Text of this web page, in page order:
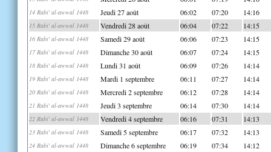
14 Rabi' al-awwal 1448 Jeudi 27 août 06:02 07:20 14:16
15 Rabi' al-awwal 1448 Vendredi 28 août 06:04 07:22 14:15
16 Rabi' al-awwal 1448 Samedi 29 août 06:06 07:23 14:15
17 Rabi' al-awwal 1448 Dimanche 30 août 06:07 07:24 14:15
18 Rabi' al-awwal 1448 Lundi 31 août 06:09 07:26 14:14
19 Rabi' al-awwal 1448 Mardi 1 septembre 06:11 07:27 14:14
20 Rabi' al-awwal 1448 Mercredi 2 septembre 06:12 07:28 14:14
21 Rabi' al-awwal 1448 Jeudi 3 septembre 06:14 07:30 14:14
22 Rabi' al-awwal 1448 Vendredi 4 septembre 06:16 07:31 14:13
23 Rabi' al-awwal 1448 Samedi 5 septembre 06:17 07:32 14:13
24 Rabi' al-awwal 1448 Dimanche 6 septembre 06:19 07:34 14:12